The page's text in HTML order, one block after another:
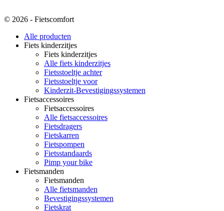
© 2026 - Fietscomfort
Alle producten
Fiets kinderzitjes
Fiets kinderzitjes
Alle fiets kinderzitjes
Fietsstoeltje achter
Fietsstoeltje voor
Kinderzit-Bevestigingssystemen
Fietsaccessoires
Fietsaccessoires
Alle fietsaccessoires
Fietsdragers
Fietskarren
Fietspompen
Fietsstandaards
Pimp your bike
Fietsmanden
Fietsmanden
Alle fietsmanden
Bevestigingssystemen
Fietskrat